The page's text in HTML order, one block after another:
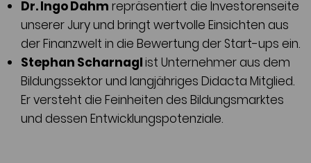
Dr. Ingo Dahm repräsentiert die Investorenseite
unserer Jury und bringt wertvolle Einsichten aus
der Finanzwelt in die Bewertung der Start-ups ein.
Stephan Scharnaglist Unternehmer aus dem
Bildungssektor und langjähriges Didacta Mitglied.
Er versteht die Feinheiten des Bildungsmarktes
und dessen Entwicklungspotenziale.